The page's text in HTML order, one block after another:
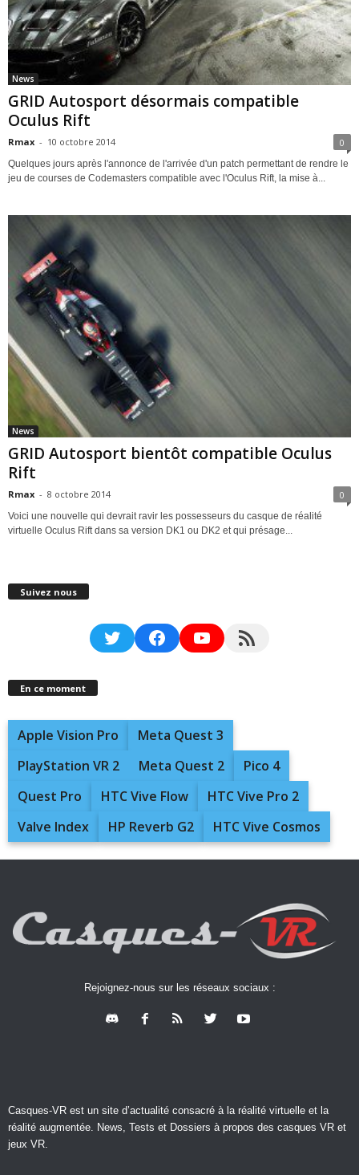
News
GRID Autosport désormais compatible
Oculus Rift
Rmax - 10 octobre 2014 0
Quelques jours après l'annonce de l'arrivée d'un patch permettant de rendre le
jeu de courses de Codemasters compatible avec l'Oculus Rift, la mise à...
News
GRID Autosport bientôt compatible Oculus
Rift
Rmax - 8 octobre 2014 0
Voici une nouvelle qui devrait ravir les possesseurs du casque de réalité
virtuelle Oculus Rift dans sa version DK1 ou DK2 et qui présage...
Suivez nous
TwitterFacebookYouTubeRSS Feed
En ce moment
Apple Vision Pro
Meta Quest 3
PlayStation VR 2
Meta Quest 2
Pico 4
Quest Pro
HTC Vive Flow
HTC Vive Pro 2
Valve Index
HP Reverb G2 HTC Vive Cosmos
Rejoignez-nous sur les réseaux sociaux :
Casques-VR est un site d’actualité consacré à la réalité virtuelle et la
réalité augmentée. News, Tests et Dossiers à propos des casques VR et
jeux VR.